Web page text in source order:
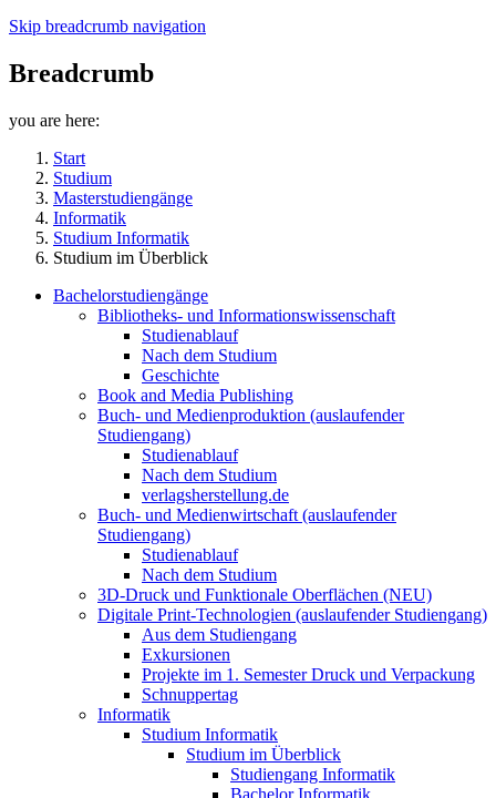
Skip breadcrumb navigation
Breadcrumb
you are here:
Start
Studium
Masterstudiengänge
Informatik
Studium Informatik
Studium im Überblick
Bachelorstudiengänge
Bibliotheks- und Informationswissenschaft
Studienablauf
Nach dem Studium
Geschichte
Book and Media Publishing
Buch- und Medienproduktion (auslaufender
Studiengang)
Studienablauf
Nach dem Studium
verlagsherstellung.de
Buch- und Medienwirtschaft (auslaufender
Studiengang)
Studienablauf
Nach dem Studium
3D-Druck und Funktionale Oberflächen (NEU)
Digitale Print-Technologien (auslaufender Studiengang)
Aus dem Studiengang
Exkursionen
Projekte im 1. Semester Druck und Verpackung
Schnuppertag
Informatik
Studium Informatik
Studium im Überblick
Studiengang Informatik